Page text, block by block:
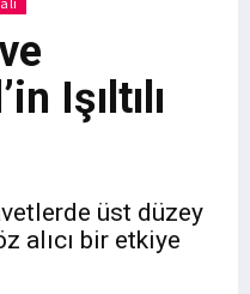
Işıltılı
üst düzey
alıcı bir etkiye